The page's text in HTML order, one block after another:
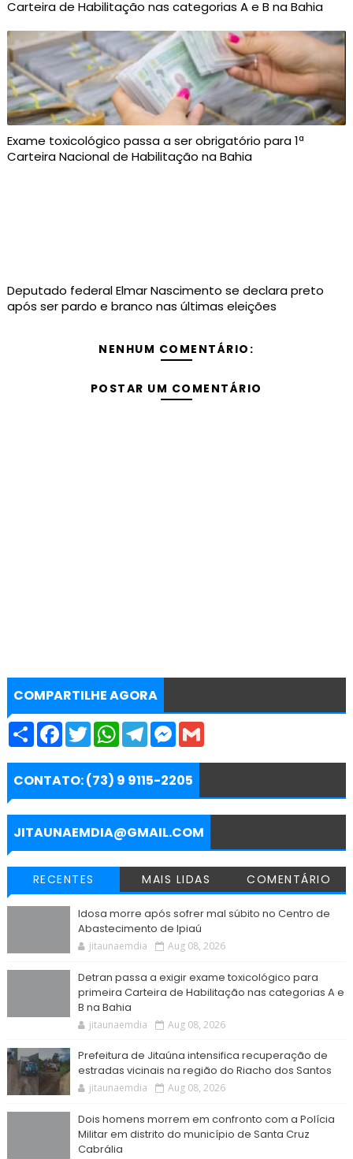
Carteira de Habilitação nas categorias A e B na Bahia
Exame toxicológico passa a ser obrigatório para 1ª
Carteira Nacional de Habilitação na Bahia
Deputado federal Elmar Nascimento se declara preto
após ser pardo e branco nas últimas eleições
NENHUM COMENTÁRIO:
POSTAR UM COMENTÁRIO
COMPARTILHE AGORA
S
r
e
F
e
b
o
k
T
w
t
t
e
r
W
t
s
p
p
T
e
g
a
m
M
s
e
g
e
r
G
i
CONTATO: (73) 9 9115-2205
JITAUNAEMDIA@GMAIL.COM
RECENTES MAIS LIDAS COMENTÁRIO
Idosa morre após sofrer mal súbito no Centro de
Abastecimento de Ipiaú
jitaunaemdia Aug 08, 2026
Detran passa a exigir exame toxicológico para
primeira Carteira de Habilitação nas categorias A e
B na Bahia
jitaunaemdia Aug 08, 2026
Prefeitura de Jitaúna intensifica recuperação de
estradas vicinais na região do Riacho dos Santos
jitaunaemdia Aug 08, 2026
Dois homens morrem em confronto com a Polícia
Militar em distrito do município de Santa Cruz
Cabrália